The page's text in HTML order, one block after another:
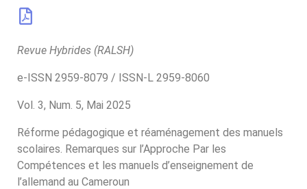
Remarques sur
l’Approche Par les
Compétences et les
manuels
d’enseignement de
Revue Hybrides (RALSH)
e-ISSN 2959-8079 / ISSN-L 2959-8060
Vol. 3, Num. 5, Mai 2025
Réforme pédagogique et réaménagement des manuels
scolaires. Remarques sur l’Approche Par les
Compétences et les manuels d’enseignement de
l’allemand au Cameroun